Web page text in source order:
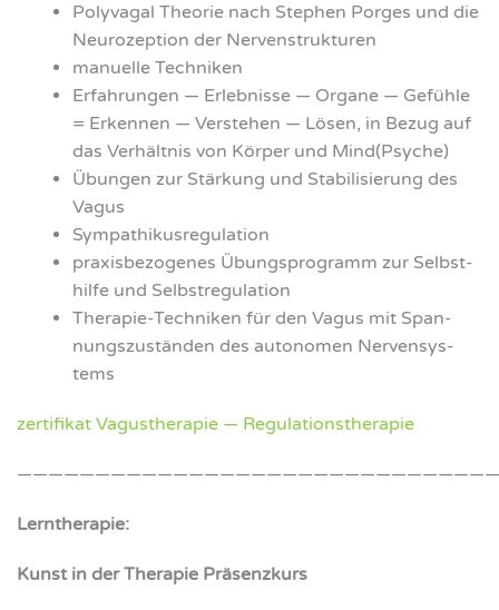
Poly­va­gal Theo­rie nach Ste­phen Por­ges und die
Neu­ro­zep­ti­on der Ner­ven­struk­tu­ren
manu­el­le Tech­ni­ken
Erfah­run­gen — Erleb­nis­se — Orga­ne — Gefüh­le
= Erken­nen — Ver­ste­hen — Lösen, in Bezug auf
das Ver­hält­nis von Kör­per und Mind(Psyche)
Übun­gen zur Stär­kung und Sta­bi­li­sie­rung des
Vagus
Sym­pa­thi­kus­re­gu­la­ti­on
pra­xis­be­zo­ge­nes Übungs­pro­gramm zur Selbst­
hil­fe und Selbst­re­gu­la­ti­on
The­ra­pie-Tech­ni­ken für den Vagus mit Span­
nungs­zu­stän­den des auto­no­men Ner­ven­sys­
tems
zer­ti­fi­kat Vagus­the­ra­pie — Regu­la­ti­ons­the­ra­pie
Lern­the­ra­pie:
Kunst in der The­ra­pie Prä­senz­kurs